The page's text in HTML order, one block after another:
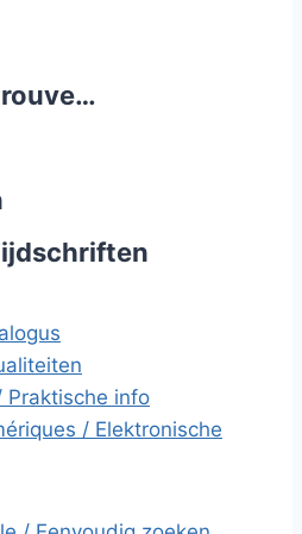
Praktische info
/ Elektronische